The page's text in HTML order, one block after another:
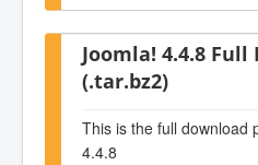
Joomla! 4.4.8 Full
(.tar.bz2)
This is the full download
4.4.8